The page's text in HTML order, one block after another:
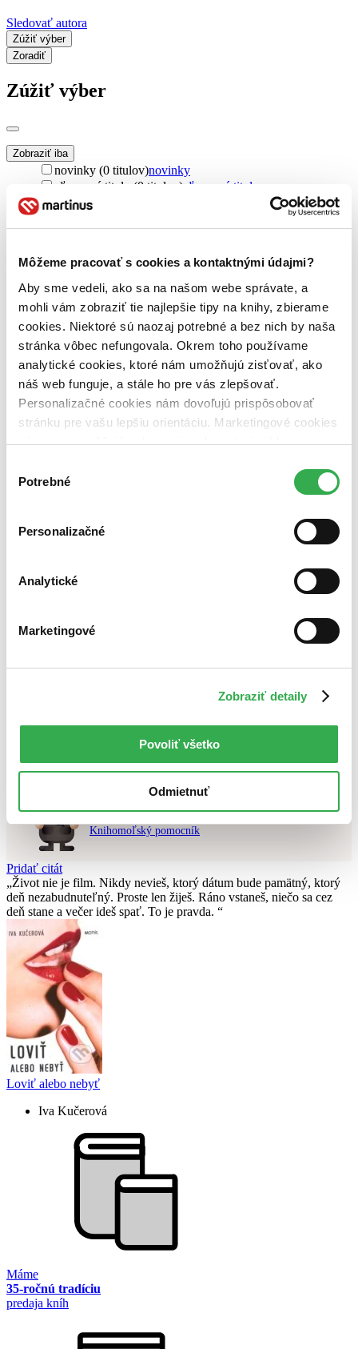
Môžeme pracovať s cookies a kontaktnými údajmi?
Aby sme vedeli, ako sa na našom webe správate, a
mohli vám zobraziť tie najlepšie tipy na knihy, zbierame
cookies. Niektoré sú naozaj potrebné a bez nich by naša
stránka vôbec nefungovala. Okrem toho používame
analytické cookies, ktoré nám umožňujú zisťovať, ako
náš web funguje, a stále ho pre vás zlepšovať.
Personalizačné cookies nám dovoľujú prispôsobovať
stránku pre vašu lepšiu orientáciu. Marketingové cookies
nám zas umožňujú zobrazenie relevantnej reklamy.
nám pomohlo, keby sme mohli používať všetky tieto
súhlasu
Potrebné
Personalizačné
Analytické
Marketingové
Zobraziť detaily
Povoliť všetko
Odmietnuť
Sledovať autora
Zúžiť výber
Zoradiť
Zúžiť výber
Zobraziť iba
novinky (0 titulov)novinky
zľavnené tituly (0 titulov) zľavnené tituly
Dostupnosť
na centrálnom sklade (0 titulov)na centrálnom sklade
pripravujeme (0 titulov)pripravujeme
vypredaných)
Nové / čítané
nová (0 titulov)
čítaná (0 titulov)čítaná
čítaná - výborný stav (0 titulov)čítaná - výborný stav
čítaná - mierne opotrebovaná (0 titulov)čítaná - mierne
opotrebovaná
čítané verzie vypredaných kníh (0 titulov)čítané verzie
vypredaných kníh
Top hodnotené
Najlacnejšie
Nebol nájdenýžiadny titulvyhovujúci zadaným podmienkam.
Skúste prosím zmeniť vyhľadávaný výraz.
Chcete poradiť knihu?
Náš pomocník Sherlock vám ju s radosťou vypátra!
Knihomoľský pomocník
Pridať citát
Život nie je film. Nikdy nevieš, ktorý dátum bude pamätný, ktorý
deň nezabudnuteľný. Proste len žiješ. Ráno vstaneš, niečo sa cez
deň stane a večer ideš spať. To je pravda.
Loviť alebo nebyť
Iva Kučerová
Máme
35-ročnú tradíciu
predaja kníh